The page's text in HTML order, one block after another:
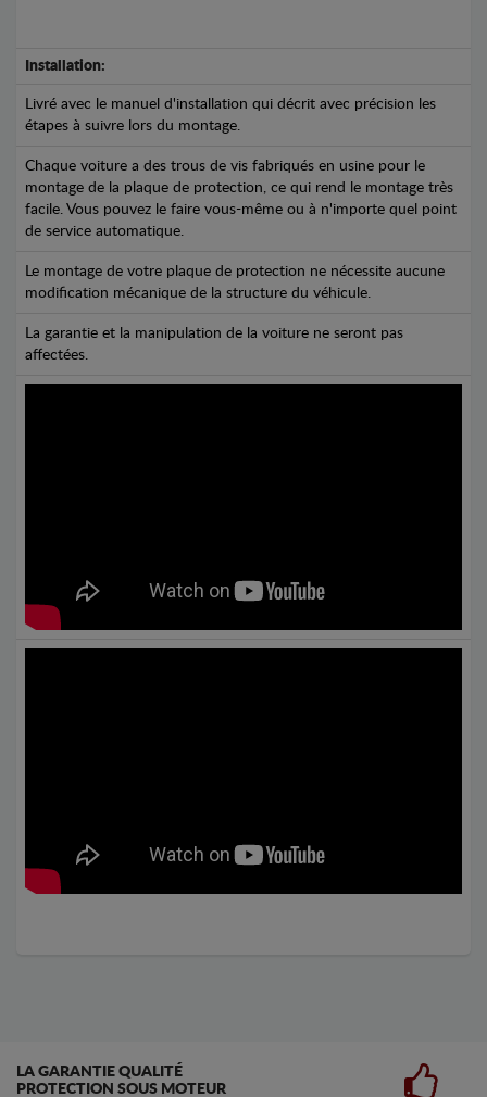
Installation:
Livré avec le manuel d'installation qui décrit avec précision les
étapes à suivre lors du montage.
Chaque voiture a des trous de vis fabriqués en usine pour le
montage de la plaque de protection, ce qui rend le montage très
facile. Vous pouvez le faire vous-même ou à n'importe quel point
de service automatique.
Le montage de votre plaque de protection ne nécessite aucune
modification mécanique de la structure du véhicule.
La garantie et la manipulation de la voiture ne seront pas
affectées.
LA GARANTIE QUALITÉ
PROTECTION SOUS MOTEUR